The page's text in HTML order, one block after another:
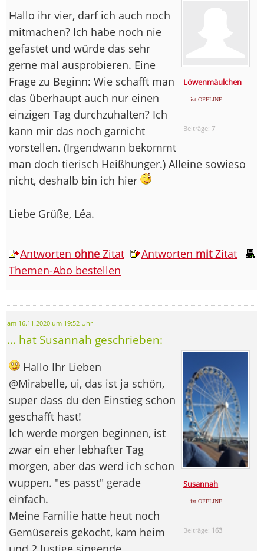
Löwenmäulchen
... ist OFFLINE
Beiträge:7
Hallo ihr vier, darf ich auch noch
mitmachen? Ich habe noch nie
gefastet und würde das sehr
gerne mal ausprobieren. Eine
Frage zu Beginn: Wie schafft man
das überhaupt auch nur einen
einzigen Tag durchzuhalten? Ich
kann mir das noch garnicht
vorstellen. (Irgendwann bekommt
man doch tierisch Heißhunger.) Alleine sowieso
nicht, deshalb bin ich hier
Liebe Grüße, Léa.
Antworten ohne Zitat Antworten mitZitat
Themen-Abo bestellen
am 16.11.2020 um 19:52 Uhr
... hat Susannah geschrieben:
Susannah
... ist OFFLINE
Beiträge: 163
Hallo Ihr Lieben
@Mirabelle, ui, das ist ja schön,
super dass du den Einstieg schon
geschafft hast!
Ich werde morgen beginnen, ist
zwar ein eher lebhafter Tag
morgen, aber das werd ich schon
wuppen. "es passt" gerade
einfach.
Meine Familie hatte heut noch
Gemüsereis gekocht, kam heim